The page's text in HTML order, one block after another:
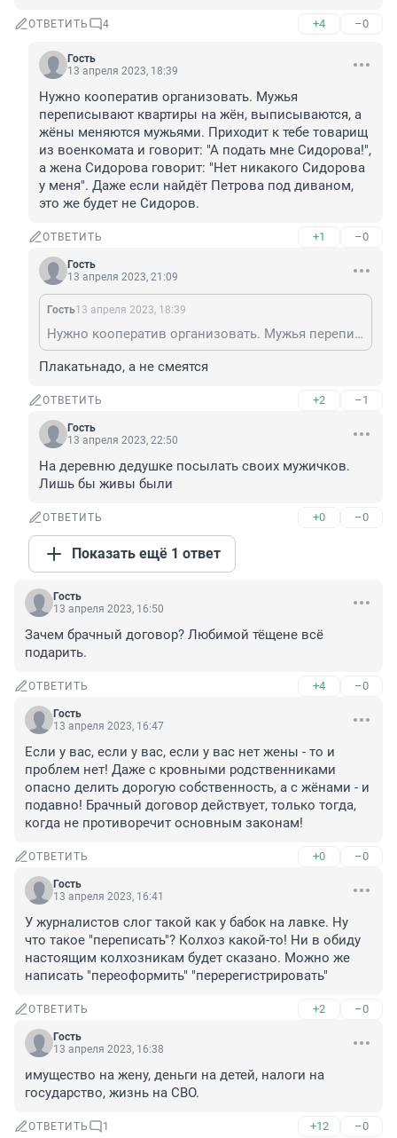
ОТВЕТИТЬ 4 +4 –0
Гость
13 апреля 2023, 18:39
Нужно кооператив организовать. Мужья
переписывают квартиры на жён, выписываются, а
жёны меняются мужьями. Приходит к тебе товарищ
из военкомата и говорит: "А подать мне Сидорова!",
а жена Сидорова говорит: "Нет никакого Сидорова
у меня". Даже если найдёт Петрова под диваном,
это же будет не Сидоров.
ОТВЕТИТЬ +1 –0
Гость
13 апреля 2023, 21:09
Гость13 апреля 2023, 18:39
Нужно кооператив организовать. Мужья переписывают квартиры на жён, выписываются, а жёны меняются мужьями. Приходит к тебе товарищ из военкомата и говорит: "А подать мне Сидорова!", а жена Сидорова говорит: "Нет никакого Сидорова у меня". Даже если найдёт Петрова под диваном, это же будет не Сидоров.
Плакатьнадо, а не смеятся
ОТВЕТИТЬ +2 –1
Гость
13 апреля 2023, 22:50
На деревню дедушке посылать своих мужичков.
Лишь бы живы были
ОТВЕТИТЬ +0 –0
Показать ещё 1 ответ
Гость
13 апреля 2023, 16:50
Зачем брачный договор? Любимой тёщене всё
подарить.
ОТВЕТИТЬ +4 –0
Гость
13 апреля 2023, 16:47
Если у вас, если у вас, если у вас нет жены - то и
проблем нет! Даже с кровными родственниками
опасно делить дорогую собственность, а с жёнами - и
подавно! Брачный договор действует, только тогда,
когда не противоречит основным законам!
ОТВЕТИТЬ +0 –0
Гость
13 апреля 2023, 16:41
У журналистов слог такой как у бабок на лавке. Ну
что такое "переписать"? Колхоз какой-то! Ни в обиду
настоящим колхозникам будет сказано. Можно же
написать "переоформить" "перерегистрировать"
ОТВЕТИТЬ +2 –0
Гость
13 апреля 2023, 16:38
имущество на жену, деньги на детей, налоги на
государство, жизнь на СВО.
ОТВЕТИТЬ 1 +12 –0